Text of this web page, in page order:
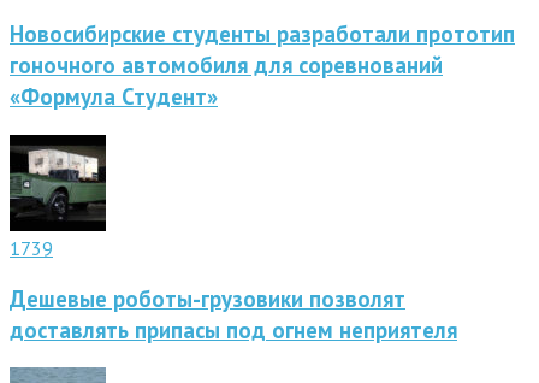
Новосибирские студенты разработали прототип
гоночного автомобиля для соревнований
«Формула Студент»
1739
Дешевые роботы-грузовики позволят
доставлять припасы под огнем неприятеля